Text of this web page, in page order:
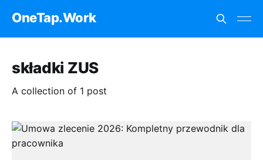
OneTap.Work
składki ZUS
A collection of 1 post